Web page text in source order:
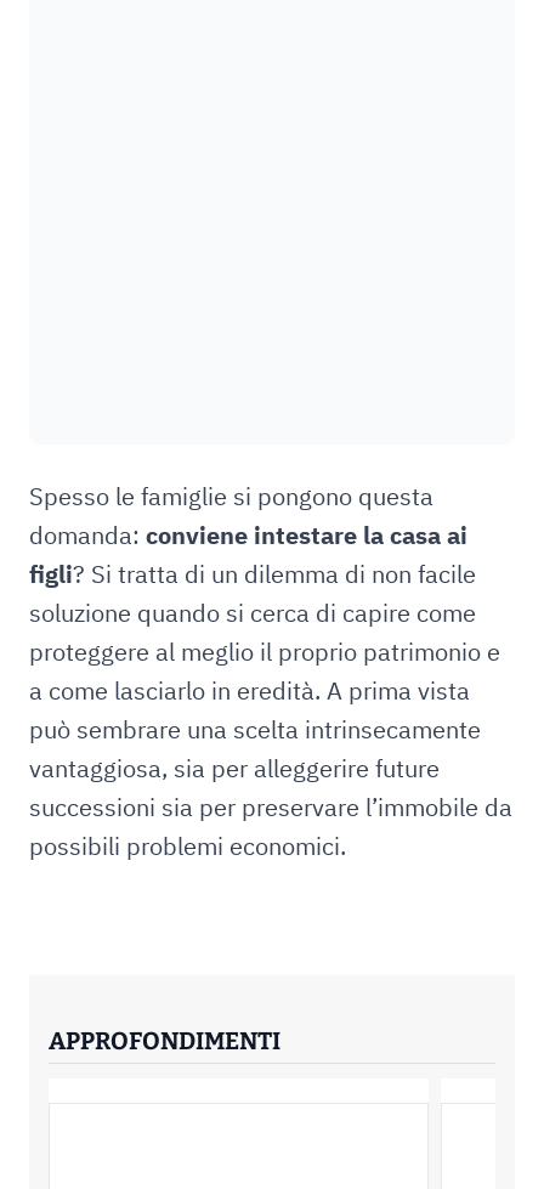
Spesso le famiglie si pongono questa
domanda: conviene intestare la casa ai
figli? Si tratta di un dilemma di non facile
soluzione quando si cerca di capire come
proteggere al meglio il proprio patrimonio e
a come lasciarlo in eredità. A prima vista
può sembrare una scelta intrinsecamente
vantaggiosa, sia per alleggerire future
successioni sia per preservare l’immobile da
possibili problemi economici.
APPROFONDIMENTI